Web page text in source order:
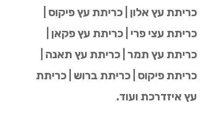
כריתת עץ אלון | כריתת עץ פיקוס |
כריתת עצי פרי | כריתת עץ פקאן |
כריתת עץ תמר | כריתת עץ תאנה |
כריתת פיקוס | כריתת ברוש | כריתת
עץ איזדרכת ועוד.